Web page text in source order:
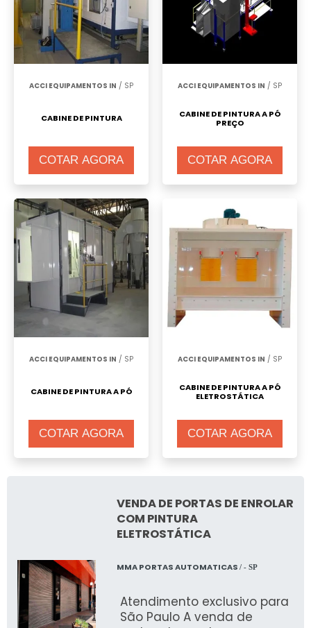
ACCI EQUIPAMENTOS IN / SP
CABINE DE PINTURA
COTAR AGORA
ACCI EQUIPAMENTOS IN / SP
CABINE DE PINTURA A PÓ
PREÇO
COTAR AGORA
ACCI EQUIPAMENTOS IN / SP
CABINE DE PINTURA A PÓ
COTAR AGORA
ACCI EQUIPAMENTOS IN / SP
CABINE DE PINTURA A PÓ
ELETROSTÁTICA
COTAR AGORA
VENDA DE PORTAS DE ENROLAR
COM PINTURA
ELETROSTÁTICA
MMA PORTAS AUTOMATICAS / - SP
Atendimento exclusivo para
São Paulo A venda de